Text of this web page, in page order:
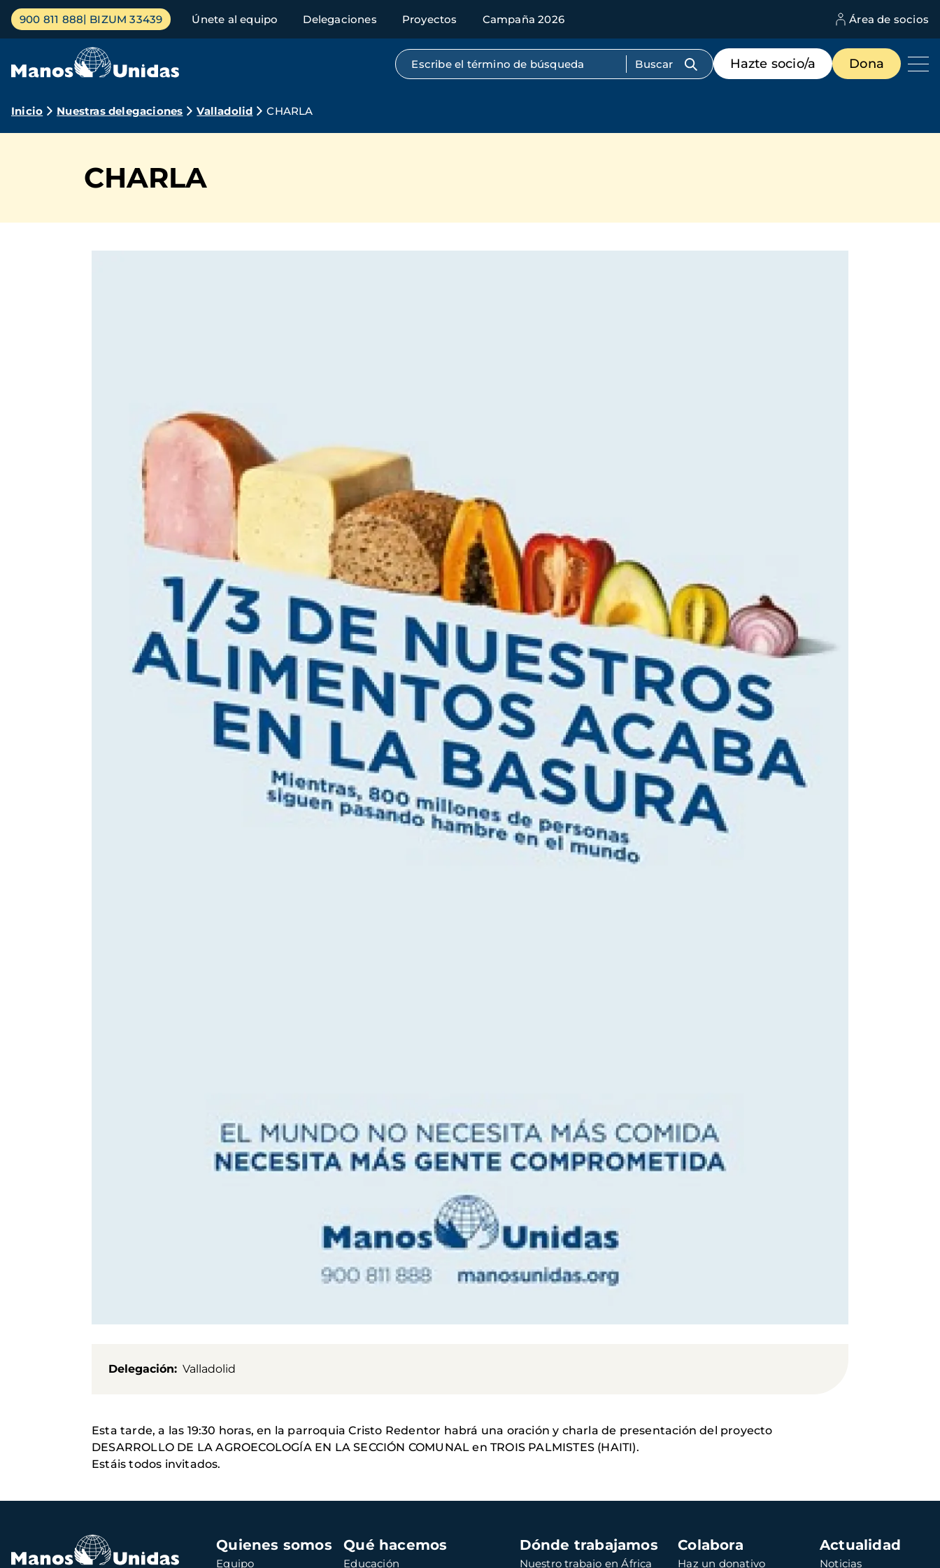
Pasar
contenido
Menú
principal
900 811 888 BIZUM 33439 Únete al equipo Delegaciones Proyectos Campaña 2026 Área de socios
Búsqueda por texto completo
Menú
de
destacados
Hazte socio/a Dona
Ruta
navegación
Inicio Nuestras delegaciones Valladolid CHARLA
CHARLA
Delegación Valladolid
Esta tarde, a las 19:30 horas, en la parroquia Cristo Redentor habrá una oración y charla de presentación del proyecto
DESARROLLO DE LA AGROECOLOGÍA EN LA SECCIÓN COMUNAL en TROIS PALMISTES (HAITI).
Estáis todos invitados.
Navegación
principal
Quienes somos
Equipo
Qué hacemos
Educación
Dónde trabajamos
Nuestro trabajo en África
Colabora
Haz un donativo
Actualidad
Noticias